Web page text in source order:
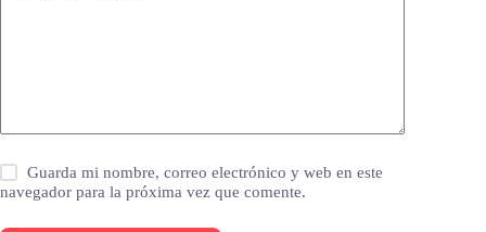
Guarda mi nombre, correo electrónico y web en este
navegador para la próxima vez que comente.